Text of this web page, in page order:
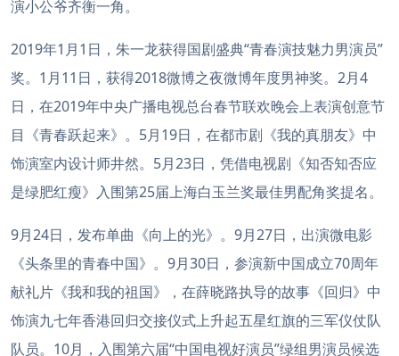
演小公爷齐衡一角。
2019年1月1日，朱一龙获得国剧盛典“青春演技魅力男演员”
奖。1月11日，获得2018微博之夜微博年度男神奖。2月4
日，在2019年中央广播电视总台春节联欢晚会上表演创意节
目《青春跃起来》。5月19日，在都市剧《我的真朋友》中
饰演室内设计师井然。5月23日，凭借电视剧《知否知否应
是绿肥红瘦》入围第25届上海白玉兰奖最佳男配角奖提名。
9月24日，发布单曲《向上的光》。9月27日，出演微电影
《头条里的青春中国》。9月30日，参演新中国成立70周年
献礼片《我和我的祖国》，在薛晓路执导的故事《回归》中
饰演九七年香港回归交接仪式上升起五星红旗的三军仪仗队
队员。10月，入围第六届“中国电视好演员”绿组男演员候选